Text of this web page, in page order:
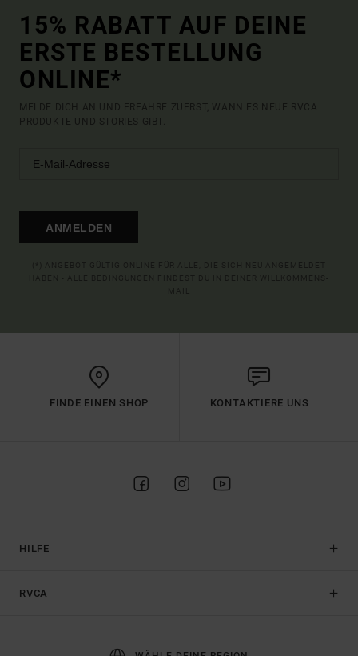
15% RABATT AUF DEINE
ERSTE BESTELLUNG
ONLINE*
MELDE DICH AN UND ERFAHRE ZUERST, WANN ES NEUE RVCA
PRODUKTE UND STORIES GIBT.
ANMELDEN
FINDE EINEN SHOP KONTAKTIERE UNS
HILFE
RVCA